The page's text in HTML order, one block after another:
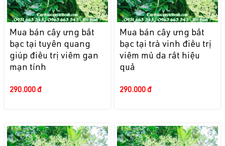
Mua bán cây ưng bất
bạc tại tuyên quang
giúp điều trị viêm gan
mạn tính
290.000 đ
Mua bán cây ưng bất
bạc tại trà vinh điều trị
viêm mủ da rất hiệu
quả
290.000 đ